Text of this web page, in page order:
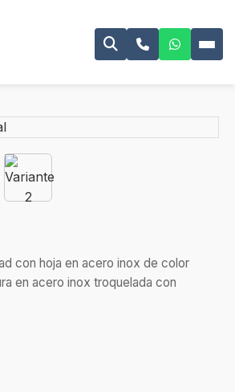
con hoja en acero inox de color
en acero inox troquelada con